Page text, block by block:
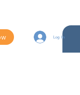
Log In